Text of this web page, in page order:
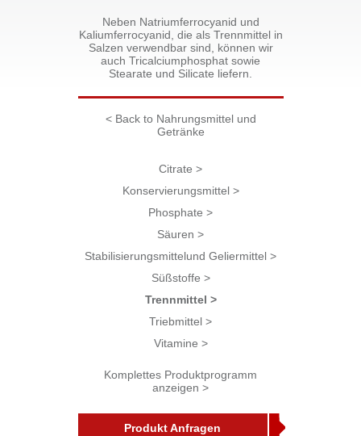
Neben Natriumferrocyanid und
Kaliumferrocyanid, die als Trennmittel in
Salzen verwendbar sind, können wir
auch Tricalciumphosphat sowie
Stearate und Silicate liefern.
< Back to Nahrungsmittel und
Getränke
Citrate >
Konservierungsmittel >
Phosphate >
Säuren >
Stabilisierungsmittelund Geliermittel >
Süßstoffe >
Trennmittel >
Triebmittel >
Vitamine >
Komplettes Produktprogramm
anzeigen >
Produkt Anfragen